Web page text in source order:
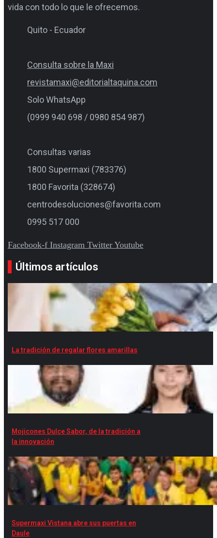
vida con todo lo que le ofrecemos.
Quito - Ecuador
Consulta sobre la Maxi
revistamaxi@editorialtaquina.com
Solo WhatsApp
(0999 940 698 / 0980 854 987)
Consultas varias
1800 Supermaxi (783376)
1800 Favorita (328674)
centrodesoluciones@favorita.com
0995 517 000
Facebook-f Instagram Twitter Youtube
Últimos artículos
La tradición de regalar flores amarillas
Mojicones Dulce Sabor, de la tradición a
la innovación
Supermaxi Vistana abre sus puertas en
Daule